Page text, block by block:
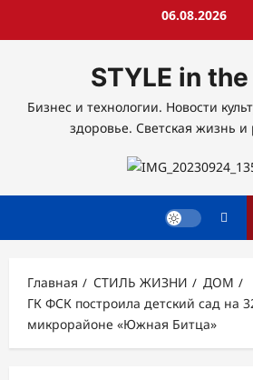
06.08.2026
STYLE in
Бизнес и технологии. Новости
здоровье. Светская жизнь и
Главная СТИЛЬ ЖИЗНИ
ДОМ
ГК ФСК построила детский сад на
микрорайоне «Южная Битца»